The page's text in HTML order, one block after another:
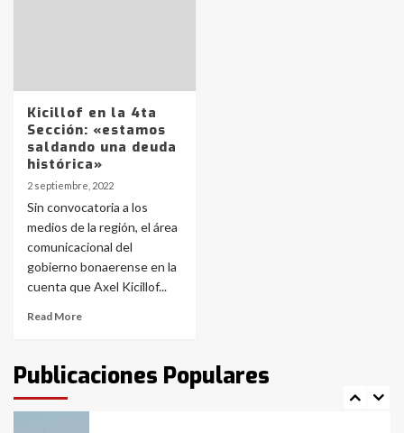
Kicillof en la 4ta
Sección: «estamos
saldando una deuda
histórica»
2 septiembre, 2022
Sin convocatoria a los
medios de la región, el área
comunicacional del
gobierno bonaerense en la
cuenta que Axel Kicillof...
Read More
Publicaciones Populares
4
5
Los precios de los combustibles en
6
La Bolsa de Cereales de Bahía
Blanca anticipa que Agosto vendrá
con lluvias y heladas, en gran parte
de la provincia
fueron detenidos por
comercialización de drogas en la
tarde del sábado